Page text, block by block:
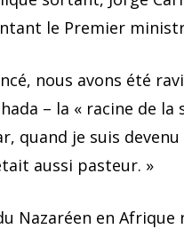
le Premier
nous avons été
– la « racine de la
quand je suis
aussi pasteur. »
Nazaréen en